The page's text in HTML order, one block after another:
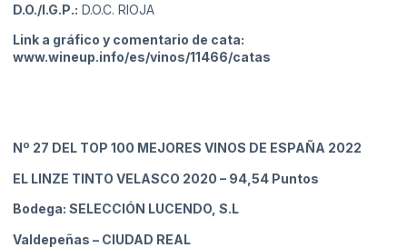
D.O./I.G.P.: D.O.C. RIOJA
Link a gráfico y comentario de cata:
www.wineup.info/es/vinos/11466/catas
Nº 27 DEL TOP 100 MEJORES VINOS DE ESPAÑA 2022
EL LINZE TINTO VELASCO 2020 – 94,54 Puntos
Bodega: SELECCIÓN LUCENDO, S.L
Valdepeñas – CIUDAD REAL